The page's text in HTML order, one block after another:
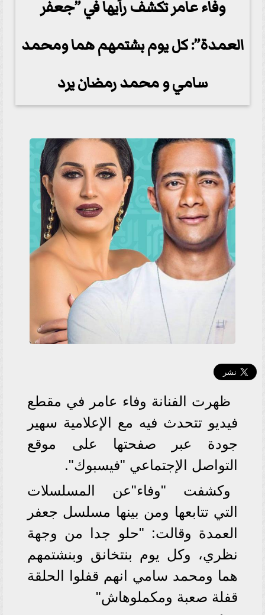
وفاء عامر تكشف رأيها في ”جعفر
العمدة”: كل يوم بشتمهم هما ومحمد
سامي و محمد رمضان يرد
ظهرت الفنانة وفاء عامر في مقطع
فيديو تتحدث فيه مع الإعلامية سهير
جودة عبر صفحتها على موقع
التواصل الإجتماعي "فيسبوك".
وكشفت "وفاء"عن المسلسلات
التي تتابعها ومن بينها مسلسل جعفر
العمدة وقالت: "حلو جدا من وجهة
نظري، وكل يوم بنتخانق وبنشتمهم
هما ومحمد سامي انهم قفلوا الحلقة
قفلة صعبة ومكملوهاش"